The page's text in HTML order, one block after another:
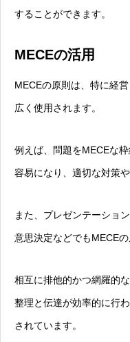
することができます。
MECEの活用
MECEの原則は、特に経
広く使用されます。
例えば、問題をMECEな
容易になり、適切な対策
また、プレゼンテーショ
意思決定などでもMECE
相互に排他的かつ網羅的
整理と伝達が効率的に行
されています。